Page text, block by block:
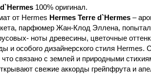
100% оригинал.
от Hermes Hermes Terre d`Hermes –
парфюмер Жан-Клод Эллена,
ноты древесины, цветочные
и особого дизайнерского стиля
что связано с землей и природными
свежие аккорды грейпфрута и